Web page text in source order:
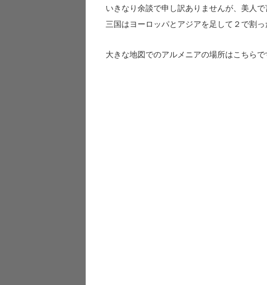
いきなり余談で申し訳ありませんが、美人
三国はヨーロッパとアジアを足して２で割っ
大きな地図でのアルメニアの場所はこちらで